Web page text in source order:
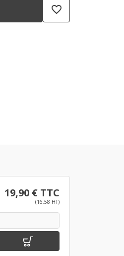
favorite_border
19,90 € TTC
(16,58 HT)